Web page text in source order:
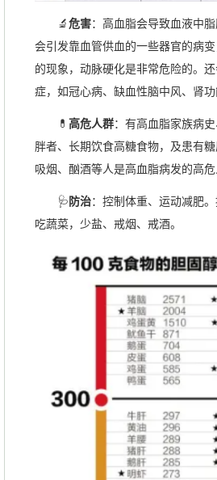
🔬危害：高血脂会导致血液中
会引发靠血管供血的一些器官的病
的现象，动脉硬化是非常危险的。
症，如冠心病、缺血性脑中风、肾功
💊 高危人群：有高血脂家族病
胖者、长期饮食高糖食物，及患有
吸烟、酗酒等人是高血脂病发的高危
🩺防治：控制体重、运动减肥
吃蔬菜，少盐、戒烟、戒酒。